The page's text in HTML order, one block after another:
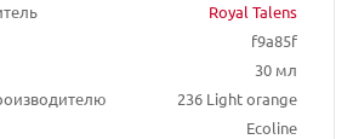
Royal Talens
f9a85f
30 мл
236 Light orange
Ecoline